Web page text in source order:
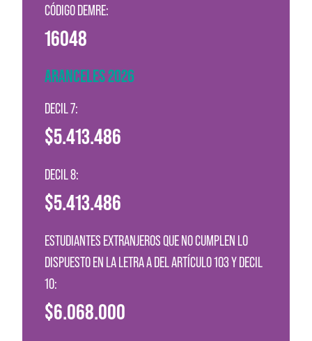
CÓDIGO DEMRE:
16048
ARANCELES 2026
DECIL 7:
$5.413.486
DECIL 8:
$5.413.486
ESTUDIANTES EXTRANJEROS QUE NO CUMPLEN LO
DISPUESTO EN LA LETRA A DEL ARTÍCULO 103 Y DECIL
10:
$6.068.000